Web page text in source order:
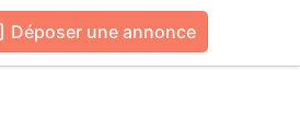
Déposer une annonce